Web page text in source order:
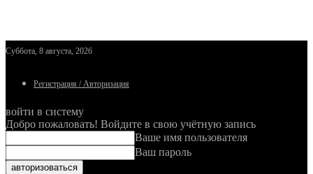
Суббота, 8 августа, 2026
Регистрация / Авторизация
войти в систему
Добро пожаловать! Войдите в свою учётную запись
Ваше имя пользователя
Ваш пароль